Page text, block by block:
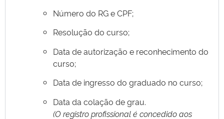
Número do RG e CPF;
Resolução do curso;
Data de autorização e reconhecimento do
curso;
Data de ingresso do graduado no curso;
Data da colação de grau.
(O registro profissional é concedido aos